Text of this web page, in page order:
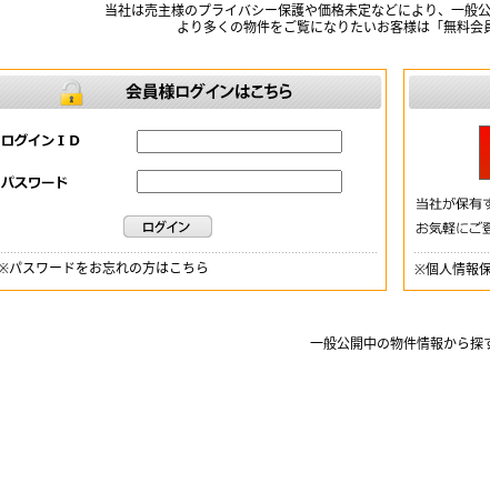
当社は売主様のプライバシー保護や価格未定などにより、一般
より多くの物件をご覧になりたいお客様は「無料会
パスワードをお忘れの方はこちら ※個人情報
一般公開中の物件情報から探